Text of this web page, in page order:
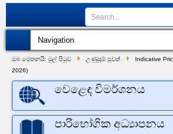
ඔබ මෙතනයි: මුල් පිටුව උණුසුම් පුවත්
Indicative
2026)
වෙළෙඳ විමර්ශනය
පාරිභෝගික අධ්‍යාපනය